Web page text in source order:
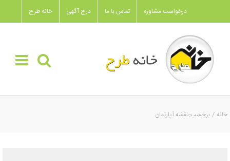
to
content
خانه طرح درج آگهی تماس با ما درخواست مشاوره
خانه برچسب:نقشه آپارتمان